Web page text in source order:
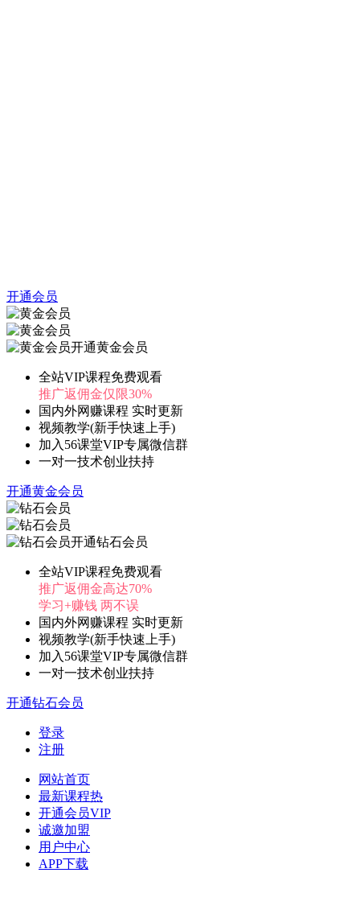
开通会员
开通黄金会员
全站VIP课程免费观看
推广返佣金仅限30%
国内外网赚课程 实时更新
视频教学(新手快速上手)
加入56课堂VIP专属微信群
一对一技术创业扶持
开通黄金会员
开通钻石会员
全站VIP课程免费观看
推广返佣金高达70%
学习+赚钱 两不误
国内外网赚课程 实时更新
视频教学(新手快速上手)
加入56课堂VIP专属微信群
一对一技术创业扶持
开通钻石会员
登录
注册
网站首页
最新课程热
开通会员VIP
诚邀加盟
用户中心
APP下载